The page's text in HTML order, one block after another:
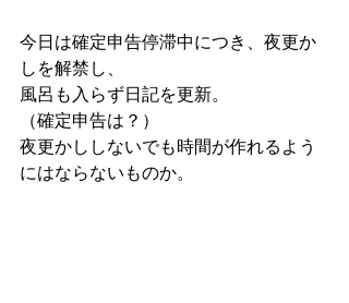
今日は確定申告停滞中につき、夜更か
しを解禁し、
風呂も入らず日記を更新。
（確定申告は？）
夜更かししないでも時間が作れるよう
にはならないものか。